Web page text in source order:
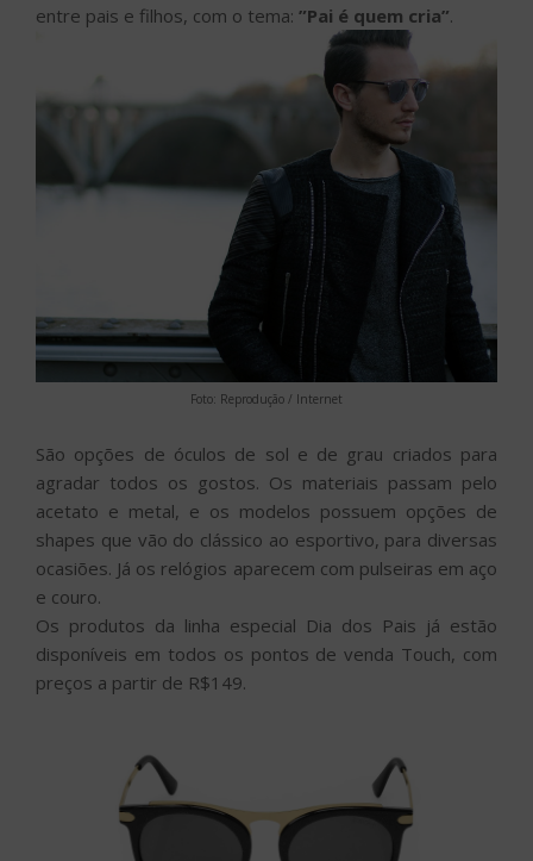
entre pais e filhos, com o tema: ”Pai é quem cria”.
Foto: Reprodução / Internet
São opções de óculos de sol e de grau criados para
agradar todos os gostos. Os materiais passam pelo
acetato e metal, e os modelos possuem opções de
shapes que vão do clássico ao esportivo, para diversas
ocasiões. Já os relógios aparecem com pulseiras em aço
e couro.
Os produtos da linha especial Dia dos Pais já estão
disponíveis em todos os pontos de venda Touch, com
preços a partir de R$149.